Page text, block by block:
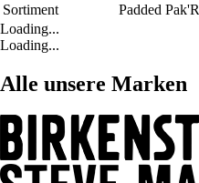
Sortiment
Padded Pak'R
Loading...
Loading...
Alle unsere Marken